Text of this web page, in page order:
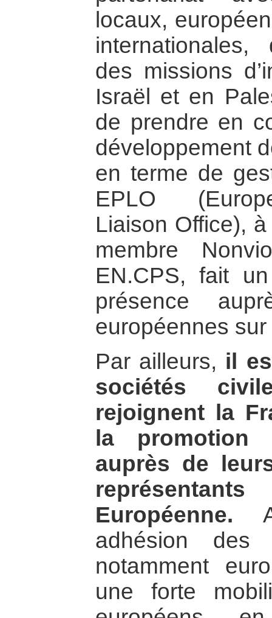
locaux,
des missions
Israël et en
de prendre en
développement
en terme de
EPLO
Liaison Office),
membre
EN.CPS, fait
présence
européennes
Par ailleurs, il
sociétés
rejoignent la
la promotion
auprès de
Européenne.
adhésion des
notamment
une forte